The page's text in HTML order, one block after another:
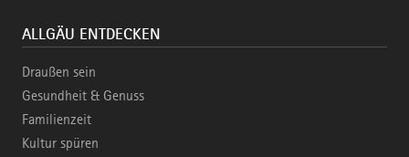
ALLGÄU ENTDECKEN
Draußen sein
Gesundheit & Genuss
Familienzeit
Kultur spüren